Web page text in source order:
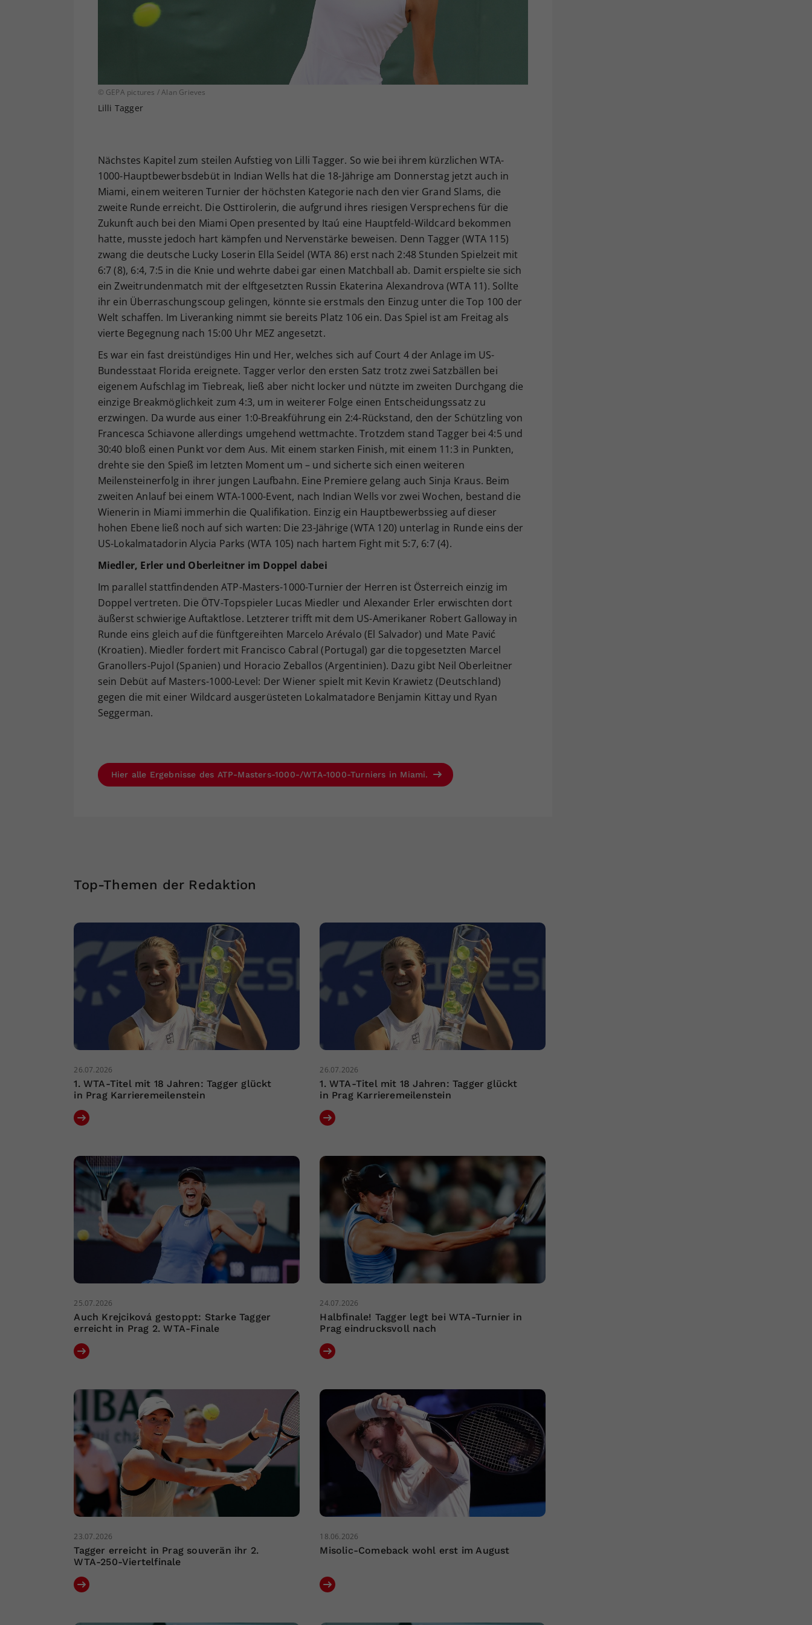
© GEPA pictures / Alan Grieves
Lilli Tagger
Nächstes Kapitel zum steilen Aufstieg von Lilli Tagger. So wie bei ihrem kürzlichen WTA-
1000-Hauptbewerbsdebüt in Indian Wells hat die 18-Jährige am Donnerstag jetzt auch in
Miami, einem weiteren Turnier der höchsten Kategorie nach den vier Grand Slams, die
zweite Runde erreicht. Die Osttirolerin, die aufgrund ihres riesigen Versprechens für die
Zukunft auch bei den Miami Open presented by Itaú eine Hauptfeld-Wildcard bekommen
hatte, musste jedoch hart kämpfen und Nervenstärke beweisen. Denn Tagger (WTA 115)
zwang die deutsche Lucky Loserin Ella Seidel (WTA 86) erst nach 2:48 Stunden Spielzeit mit
6:7 (8), 6:4, 7:5 in die Knie und wehrte dabei gar einen Matchball ab. Damit erspielte sie sich
ein Zweitrundenmatch mit der elftgesetzten Russin Ekaterina Alexandrova (WTA 11). Sollte
ihr ein Überraschungscoup gelingen, könnte sie erstmals den Einzug unter die Top 100 der
Welt schaffen. Im Liveranking nimmt sie bereits Platz 106 ein. Das Spiel ist am Freitag als
vierte Begegnung nach 15:00 Uhr MEZ angesetzt.
Es war ein fast dreistündiges Hin und Her, welches sich auf Court 4 der Anlage im US-
Bundesstaat Florida ereignete. Tagger verlor den ersten Satz trotz zwei Satzbällen bei
eigenem Aufschlag im Tiebreak, ließ aber nicht locker und nützte im zweiten Durchgang die
einzige Breakmöglichkeit zum 4:3, um in weiterer Folge einen Entscheidungssatz zu
erzwingen. Da wurde aus einer 1:0-Breakführung ein 2:4-Rückstand, den der Schützling von
Francesca Schiavone allerdings umgehend wettmachte. Trotzdem stand Tagger bei 4:5 und
30:40 bloß einen Punkt vor dem Aus. Mit einem starken Finish, mit einem 11:3 in Punkten,
drehte sie den Spieß im letzten Moment um – und sicherte sich einen weiteren
Meilensteinerfolg in ihrer jungen Laufbahn. Eine Premiere gelang auch Sinja Kraus. Beim
zweiten Anlauf bei einem WTA-1000-Event, nach Indian Wells vor zwei Wochen, bestand die
Wienerin in Miami immerhin die Qualifikation. Einzig ein Hauptbewerbssieg auf dieser
hohen Ebene ließ noch auf sich warten: Die 23-Jährige (WTA 120) unterlag in Runde eins der
US-Lokalmatadorin Alycia Parks (WTA 105) nach hartem Fight mit 5:7, 6:7 (4).
Miedler, Erler und Oberleitner im Doppel dabei
Im parallel stattfindenden ATP-Masters-1000-Turnier der Herren ist Österreich einzig im
Doppel vertreten. Die ÖTV-Topspieler Lucas Miedler und Alexander Erler erwischten dort
äußerst schwierige Auftaktlose. Letzterer trifft mit dem US-Amerikaner Robert Galloway in
Runde eins gleich auf die fünftgereihten Marcelo Arévalo (El Salvador) und Mate Pavić
(Kroatien). Miedler fordert mit Francisco Cabral (Portugal) gar die topgesetzten Marcel
Granollers-Pujol (Spanien) und Horacio Zeballos (Argentinien). Dazu gibt Neil Oberleitner
sein Debüt auf Masters-1000-Level: Der Wiener spielt mit Kevin Krawietz (Deutschland)
gegen die mit einer Wildcard ausgerüsteten Lokalmatadore Benjamin Kittay und Ryan
Seggerman.
Hier alle Ergebnisse des ATP-Masters-1000-/WTA-1000-Turniers in Miami.
Top-Themen der Redaktion
26.07.2026
1. WTA-Titel mit 18 Jahren: Tagger glückt
in Prag Karrieremeilenstein
26.07.2026
1. WTA-Titel mit 18 Jahren: Tagger glückt
in Prag Karrieremeilenstein
25.07.2026
Auch Krejciková gestoppt: Starke Tagger
erreicht in Prag 2. WTA-Finale
24.07.2026
Halbfinale! Tagger legt bei WTA-Turnier in
Prag eindrucksvoll nach
23.07.2026
Tagger erreicht in Prag souverän ihr 2.
WTA-250-Viertelfinale
18.06.2026
Misolic-Comeback wohl erst im August
Ihrer vorgenommen Einstellungen, falls der
Webseiten-Betreiber dies eingestellt hat.